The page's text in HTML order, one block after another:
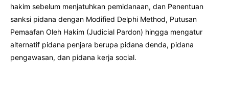
hakim sebelum menjatuhkan pemidanaan, dan Penentuan
sanksi pidana dengan Modified Delphi Method, Putusan
Pemaafan Oleh Hakim (Judicial Pardon) hingga mengatur
alternatif pidana penjara berupa pidana denda, pidana
pengawasan, dan pidana kerja social.